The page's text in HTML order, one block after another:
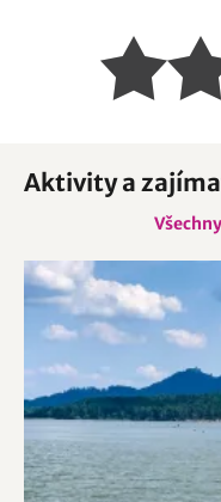
Aktivity a